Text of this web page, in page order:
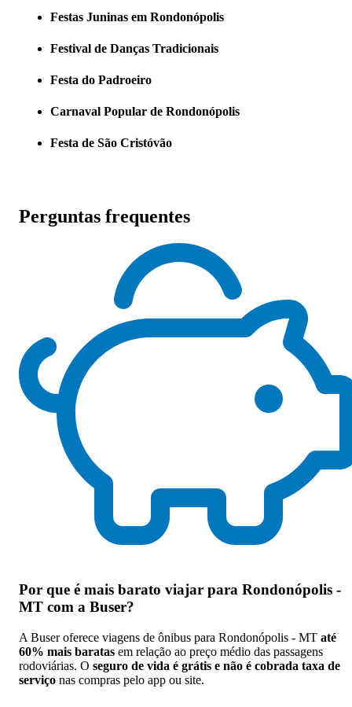
Festas Juninas em Rondonópolis
Festival de Danças Tradicionais
Festa do Padroeiro
Carnaval Popular de Rondonópolis
Festa de São Cristóvão
Perguntas frequentes
Por que é mais barato viajar para Rondonópolis -
MT com a Buser?
A Buser oferece viagens de ônibus para Rondonópolis - MT até
60% mais baratas em relação ao preço médio das passagens
rodoviárias. O seguro de vida é grátis e não é cobrada taxa de
serviço nas compras pelo app ou site.